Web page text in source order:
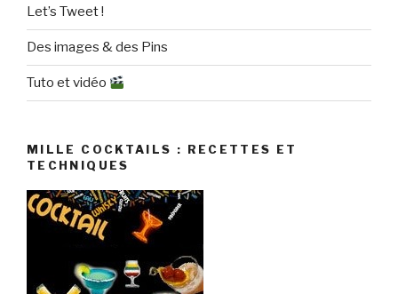
Let’s Tweet !
Des images & des Pins
Tuto et vidéo
MILLE COCKTAILS : RECETTES ET
TECHNIQUES